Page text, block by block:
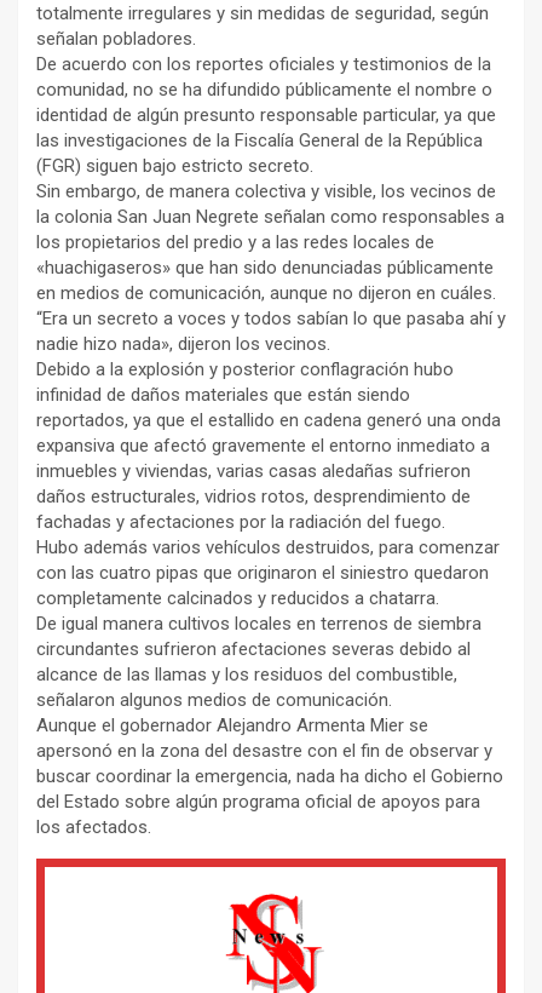
totalmente irregulares y sin medidas de seguridad, según
señalan pobladores.
De acuerdo con los reportes oficiales y testimonios de la
comunidad, no se ha difundido públicamente el nombre o
identidad de algún presunto responsable particular, ya que
las investigaciones de la Fiscalía General de la República
(FGR) siguen bajo estricto secreto.
Sin embargo, de manera colectiva y visible, los vecinos de
la colonia San Juan Negrete señalan como responsables a
los propietarios del predio y a las redes locales de
«huachigaseros» que han sido denunciadas públicamente
en medios de comunicación, aunque no dijeron en cuáles.
“Era un secreto a voces y todos sabían lo que pasaba ahí y
nadie hizo nada», dijeron los vecinos.
Debido a la explosión y posterior conflagración hubo
infinidad de daños materiales que están siendo
reportados, ya que el estallido en cadena generó una onda
expansiva que afectó gravemente el entorno inmediato a
inmuebles y viviendas, varias casas aledañas sufrieron
daños estructurales, vidrios rotos, desprendimiento de
fachadas y afectaciones por la radiación del fuego.
Hubo además varios vehículos destruidos, para comenzar
con las cuatro pipas que originaron el siniestro quedaron
completamente calcinados y reducidos a chatarra.
De igual manera cultivos locales en terrenos de siembra
circundantes sufrieron afectaciones severas debido al
alcance de las llamas y los residuos del combustible,
señalaron algunos medios de comunicación.
Aunque el gobernador Alejandro Armenta Mier se
apersonó en la zona del desastre con el fin de observar y
buscar coordinar la emergencia, nada ha dicho el Gobierno
del Estado sobre algún programa oficial de apoyos para
los afectados.